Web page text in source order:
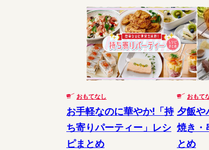
おもてなし
お手軽なのに華やか!「持
ち寄りパーティー」レシ
ピまとめ
おもて
夕飯や
焼き・
とめ